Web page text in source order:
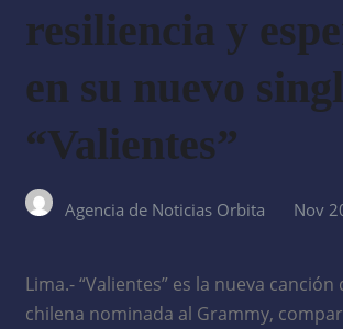
resiliencia y
en su nuevo
“Valientes”
Agencia de Noticias Orbita Nov
Lima.- “Valientes” es la nueva
chilena nominada al Grammy,